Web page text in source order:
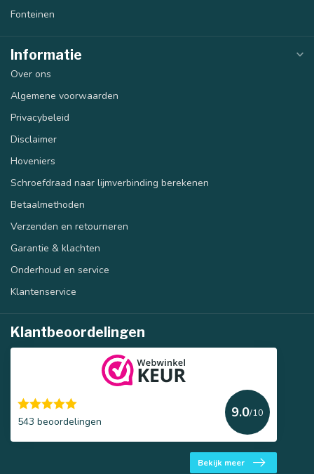
Fonteinen
Informatie
Over ons
Algemene voorwaarden
Privacybeleid
Disclaimer
Hoveniers
Schroefdraad naar lijmverbinding berekenen
Betaalmethoden
Verzenden en retourneren
Garantie & klachten
Onderhoud en service
Klantenservice
Klantbeoordelingen
543 beoordelingen
9.0/10
Bekijk meer